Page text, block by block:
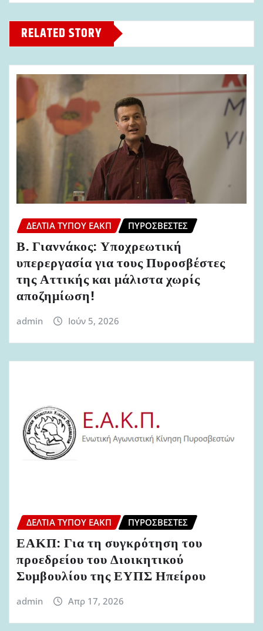
RELATED STORY
ΔΕΛΤΊΑ ΤΎΠΟΥ ΕΑΚΠ ΠΥΡΟΣΒΈΣΤΕΣ
Β. Γιαννάκος: Υποχρεωτική
υπερεργασία για τους Πυροσβέστες
της Αττικής και μάλιστα χωρίς
αποζημίωση!
admin Ιούν 5, 2026
ΔΕΛΤΊΑ ΤΎΠΟΥ ΕΑΚΠ ΠΥΡΟΣΒΈΣΤΕΣ
ΕΑΚΠ: Για τη συγκρότηση του
προεδρείου του Διοικητικού
Συμβουλίου της ΕΥΠΣ Ηπείρου
admin Απρ 17, 2026